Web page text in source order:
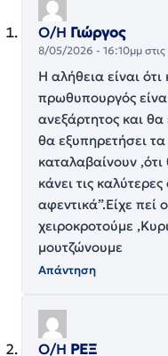
Ο/Η Γιώργος
8/05/2026 - 16:10μμ στις
Η αλήθεια είναι
πρωθυπουργός
ανεξάρτητος και θα
θα εξυπηρετήσει
καταλαβαίνουν
κάνει τις
αφεντικά”.Είχε
χειροκροτούμε
μουτζώνουμε
Απάντηση
Ο/Η ΡΕΞ